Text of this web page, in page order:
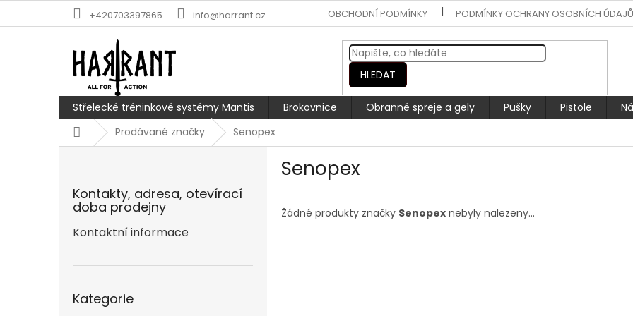
+420703397865 info@harrant.cz OBCHODNÍ PODMÍNKY PODMÍNKY OCHRANY OSOBNÍCH ÚDAJŮ
HLEDAT
Střelecké tréninkové systémy Mantis Brokovnice Obranné spreje a gely Pušky Pistole
DomůProdávané značky Senopex
Kontakty, adresa, otevírací
doba prodejny
Kontaktní informace
kategorie
Kategorie
Senopex
Žádné produkty značky Senopex nebyly nalezeny...